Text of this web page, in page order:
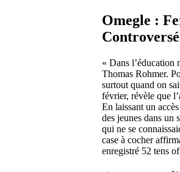
Omegle :
Controversé
« Dans l’éducation
Thomas Rohmer.
surtout quand on
février, révèle que
En laissant un
des jeunes dans un
qui ne se
case à cocher
enregistré 52 tens